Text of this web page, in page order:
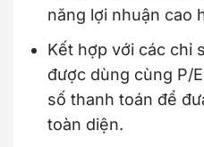
năng lợi nhuận cao
Kết hợp với các chỉ
được dùng cùng P/
số thanh toán để
toàn diện.